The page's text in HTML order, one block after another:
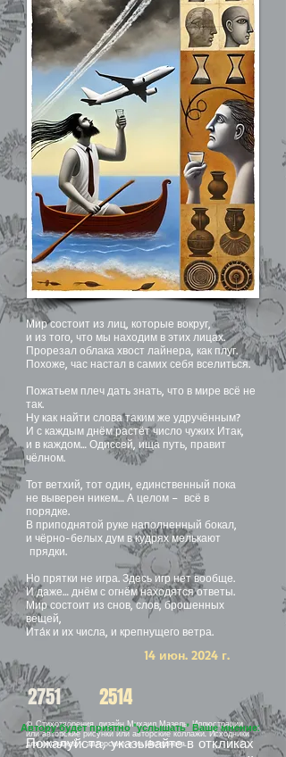
Мир состоит из лиц, которые вокруг,
и из того, что мы находим в этих лицах.
Прорезал облака хвост лайнера, как плуг.
Похоже, час настал в самих себя вселиться.
Пожатьем плеч дать знать, что в мире всё не
так.
Ну как найти слова таким же удручённым?
И с каждым днём растёт число чужих Итак,
и в каждом… Одиссей, ища путь, правит
чёлном.
Тот ветхий, тот один, единственный пока
не выверен никем… А целом – всё в
порядке.
В приподнятой руке наполненный бокал,
и чёрно-белых дум в кудрях мелькают
прядки.
Но прятки не игра. Здесь игр нет вообще.
И даже… днём с огнём находятся ответы.
Мир состоит из снов, слов, брошенных
вещей,
Ита́к и их числа, и крепнущего ветра.
14 июн. 2024 г.
2751 2514
© Стихотворения, дизайн Михаил Мазель. Иллюстрации
или авторские рисунки или авторские коллажи. Исходники
для коллажей - авторские и из Интернета.
Автору будет приятно "услышать" Ваше мнение:
Пожалуйста, указывайте в откликах